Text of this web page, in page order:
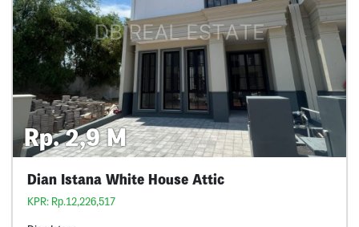
Rp. 2,9 M
Dian Istana White House Attic
KPR: Rp.12,226,517